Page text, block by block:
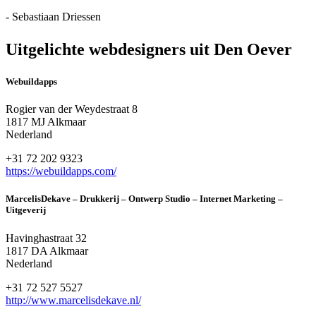
- Sebastiaan Driessen
Uitgelichte webdesigners uit Den Oever
Webuildapps
Rogier van der Weydestraat 8
1817 MJ Alkmaar
Nederland
+31 72 202 9323
https://webuildapps.com/
MarcelisDekave – Drukkerij – Ontwerp Studio – Internet Marketing –
Uitgeverij
Havinghastraat 32
1817 DA Alkmaar
Nederland
+31 72 527 5527
http://www.marcelisdekave.nl/